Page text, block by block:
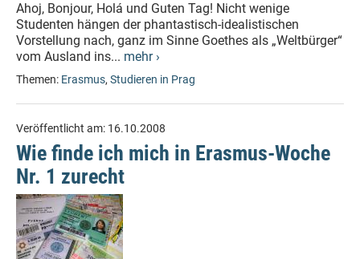
Ahoj, Bonjour, Holá und Guten Tag! Nicht wenige
Studenten hängen der phantastisch-idealistischen
Vorstellung nach, ganz im Sinne Goethes als „Weltbürger“
vom Ausland ins... mehr ›
Themen: Erasmus, Studieren in Prag
Veröffentlicht am: 16.10.2008
Wie finde ich mich in Erasmus-Woche
Nr. 1 zurecht